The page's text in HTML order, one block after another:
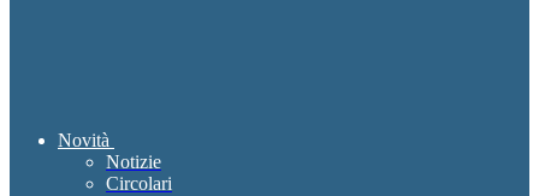
Novità
Notizie
Circolari